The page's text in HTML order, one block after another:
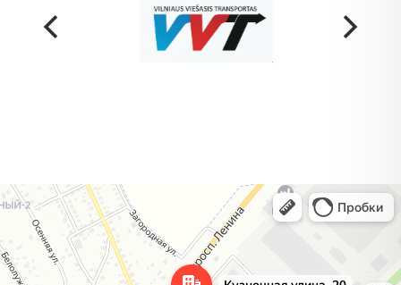
Жодино
Кузнечная улица, 20 — Яндекс Карты